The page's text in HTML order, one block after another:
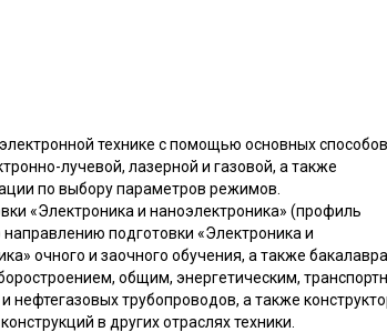
технике с помощью основных способов
лучевой, лазерной и газовой, а также
по выбору параметров режимов.
«Электроника и наноэлектроника» (профиль
подготовки «Электроника и
очного и заочного обучения, а также
общим, энергетическим,
трубопроводов, а также
в других отраслях техники.